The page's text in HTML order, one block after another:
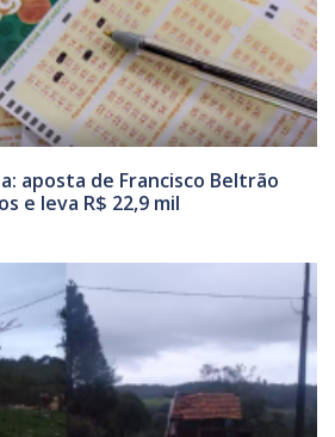
aposta de Francisco Beltrão
e leva R$ 22,9 mil